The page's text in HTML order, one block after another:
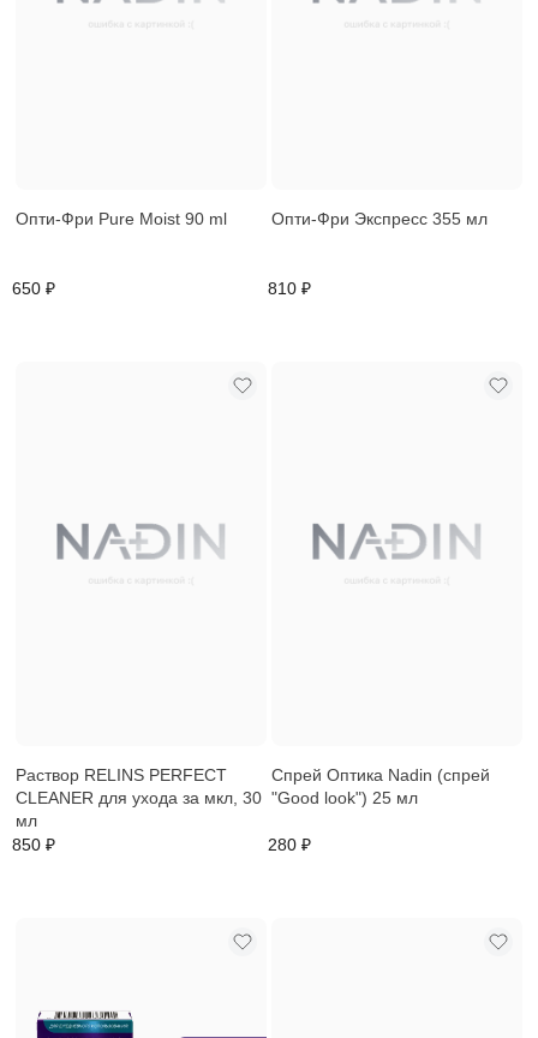
Опти-Фри Pure Moist 90 ml
650 ₽
Опти-Фри Экспресс 355 мл
810 ₽
Раствор RELINS PERFECT
CLEANER для ухода за мкл, 30
мл
850 ₽
Спрей Оптика Nadin (спрей
"Good look") 25 мл
280 ₽